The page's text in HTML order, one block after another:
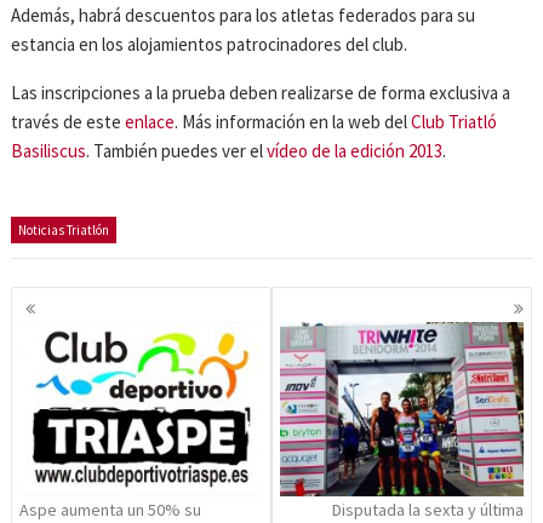
Además, habrá descuentos para los atletas federados para su
estancia en los alojamientos patrocinadores del club.
Las inscripciones a la prueba deben realizarse de forma exclusiva a
través de esteenlace. Más información en la web delClub Triatló
Basiliscus. También puedes ver elvídeo de la edición 2013.
Noticias Triatlón
Navegación
entradas
Aspe aumenta un 50% su
Disputada la sexta y última